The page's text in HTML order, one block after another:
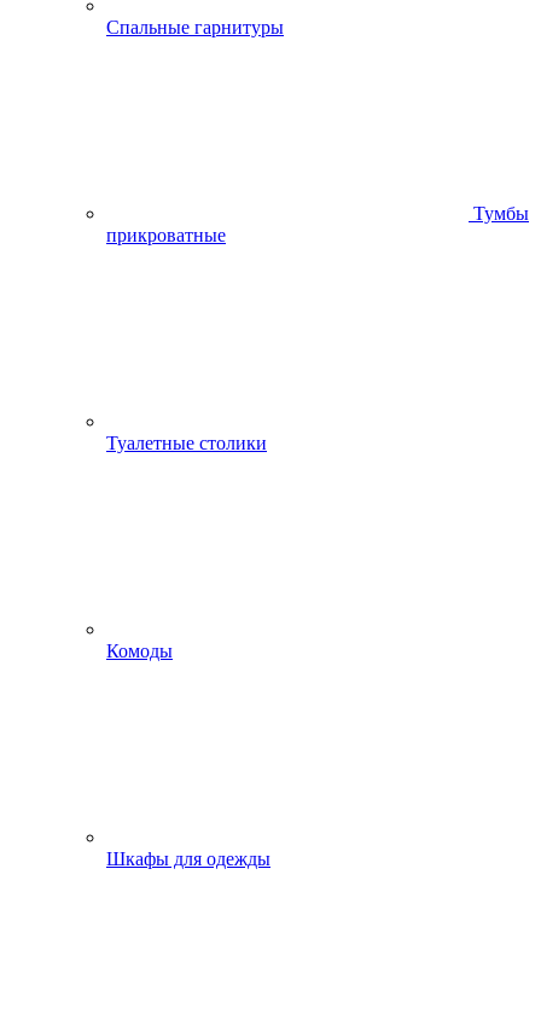
Спальные гарнитуры
Тумбы
прикроватные
Туалетные столики
Комоды
Шкафы для одежды